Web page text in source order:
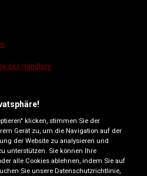
des Händlers
08:00
08:00
17:00
08:00
17:00
08:00
17:00
klicken, stimmen Sie der
Gerät zu, um die Navigation auf der
der Website zu analysieren und
unterstützen. Sie können Ihre
alle Cookies ablehnen, indem Sie auf
Sie unsere Datenschutzrichtlinie,